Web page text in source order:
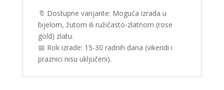
🔖 Dostupne varijante: Moguća izrada u
bijelom, žutom ili ružičasto-zlatnom (rose
gold) zlatu.
📅 Rok izrade: 15-30 radnih dana (vikendi i
praznici nisu uključeni).